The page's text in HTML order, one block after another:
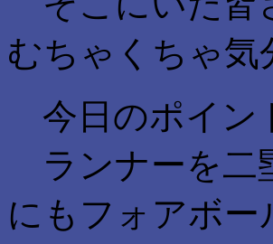
むちゃくちゃ
今日のポイン
ランナーを二
にもフォアボ